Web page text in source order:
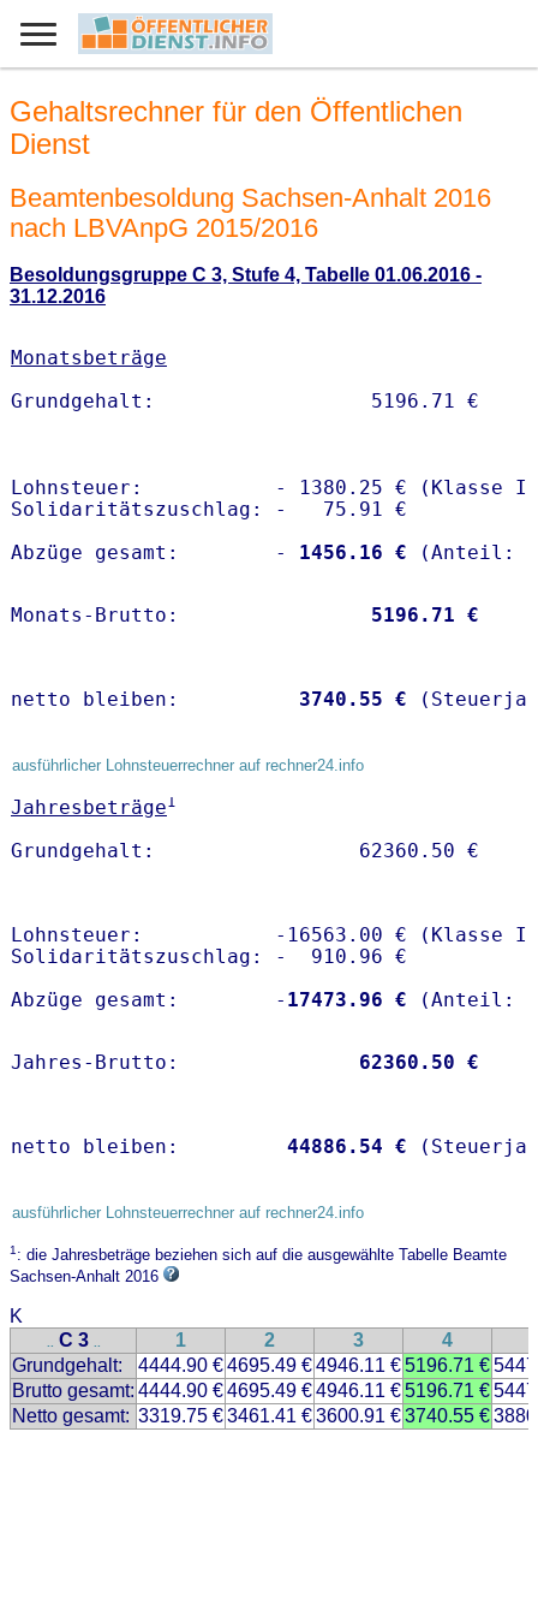
Gehaltsrechner für den Öffentlichen
Dienst
Beamtenbesoldung Sachsen-Anhalt 2016
nach LBVAnpG 2015/2016
Besoldungsgruppe C 3, Stufe 4, Tabelle 01.06.2016 -
31.12.2016
Monatsbeträge
Lohnsteuer:           - 1380.25 € (Klasse I)
Solidaritätszuschlag: -   75.91 €
Abzüge gesamt:        -
1456.16 €
Monats-Brutto: 5196.71 €
netto bleiben: 3740.55 €
ausführlicher Lohnsteuerrechner auf rechner24.info
Jahresbeträge1
Lohnsteuer:           -16563.00 € (Klasse I)
Solidaritätszuschlag: -  910.96 €
Abzüge gesamt:        - 17473.96 €
Jahres-Brutto: 62360.50 €
netto bleiben: 44886.54 €
ausführlicher Lohnsteuerrechner auf rechner24.info
1: die Jahresbeträge beziehen sich auf die ausgewählte Tabelle Beamte
Sachsen-Anhalt 2016
K
.. C 3 .. 1 2 3 4
Grundgehalt:
4444.90 €4695.49 €4946.11 €5196.71 €
Brutto gesamt: 4444.90 €4695.49 €4946.11 €5196.71 €
Netto gesamt: 3319.75 €3461.41 €3600.91 €3740.55 €